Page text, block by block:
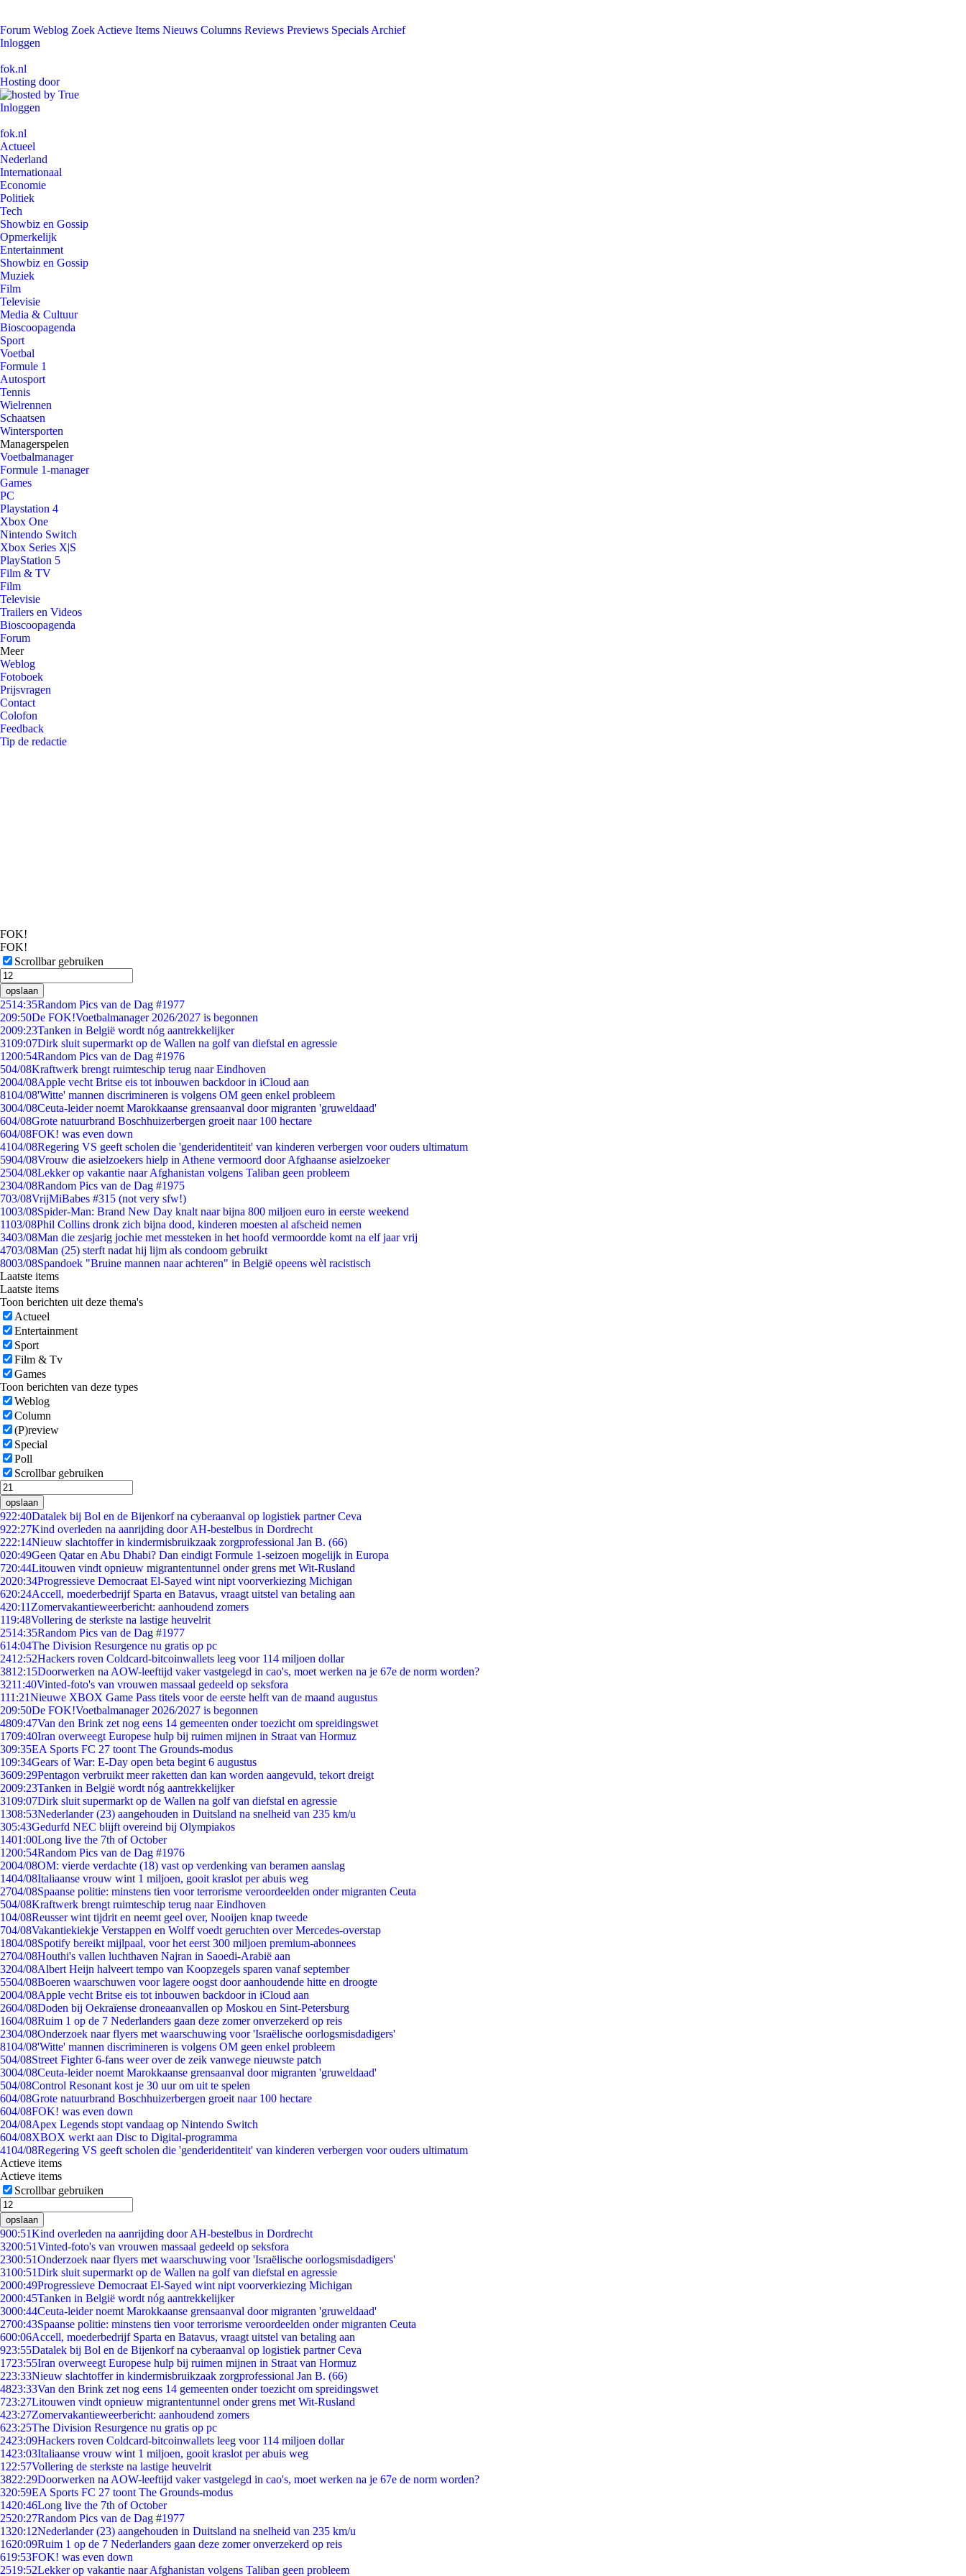
Forum Weblog Zoek Actieve Items Nieuws Columns Reviews Previews Specials Archief
Inloggen
fok.nl
Hosting door
Inloggen
fok.nl
Actueel
Nederland
Internationaal
Economie
Politiek
Tech
Showbiz en Gossip
Opmerkelijk
Entertainment
Showbiz en Gossip
Muziek
Film
Televisie
Media & Cultuur
Bioscoopagenda
Sport
Voetbal
Formule 1
Autosport
Tennis
Wielrennen
Schaatsen
Wintersporten
Managerspelen
Voetbalmanager
Formule 1-manager
Games
PC
Playstation 4
Xbox One
Nintendo Switch
Xbox Series X|S
PlayStation 5
Film & TV
Film
Televisie
Trailers en Videos
Bioscoopagenda
Forum
Meer
Weblog
Fotoboek
Prijsvragen
Contact
Colofon
Feedback
Tip de redactie
FOK!
FOK!
Scrollbar gebruiken
opslaan
2514:35Random Pics van de Dag #1977
209:50De FOK!Voetbalmanager 2026/2027 is begonnen
2009:23Tanken in België wordt nóg aantrekkelijker
3109:07Dirk sluit supermarkt op de Wallen na golf van diefstal en agressie
1200:54Random Pics van de Dag #1976
504/08Kraftwerk brengt ruimteschip terug naar Eindhoven
2004/08Apple vecht Britse eis tot inbouwen backdoor in iCloud aan
8104/08'Witte' mannen discrimineren is volgens OM geen enkel probleem
3004/08Ceuta-leider noemt Marokkaanse grensaanval door migranten 'gruweldaad'
604/08Grote natuurbrand Boschhuizerbergen groeit naar 100 hectare
604/08FOK! was even down
4104/08Regering VS geeft scholen die 'genderidentiteit' van kinderen verbergen voor ouders ultimatum
5904/08Vrouw die asielzoekers hielp in Athene vermoord door Afghaanse asielzoeker
2504/08Lekker op vakantie naar Afghanistan volgens Taliban geen probleem
2304/08Random Pics van de Dag #1975
703/08VrijMiBabes #315 (not very sfw!)
1003/08Spider-Man: Brand New Day knalt naar bijna 800 miljoen euro in eerste weekend
1103/08Phil Collins dronk zich bijna dood, kinderen moesten al afscheid nemen
3403/08Man die zesjarig jochie met messteken in het hoofd vermoordde komt na elf jaar vrij
4703/08Man (25) sterft nadat hij lijm als condoom gebruikt
8003/08Spandoek "Bruine mannen naar achteren" in België opeens wèl racistisch
Laatste items
Laatste items
Toon berichten uit deze thema's
Actueel
Entertainment
Sport
Film & Tv
Games
Toon berichten van deze types
Weblog
Column
(P)review
Special
Poll
Scrollbar gebruiken
opslaan
922:40Datalek bij Bol en de Bijenkorf na cyberaanval op logistiek partner Ceva
922:27Kind overleden na aanrijding door AH-bestelbus in Dordrecht
222:14Nieuw slachtoffer in kindermisbruikzaak zorgprofessional Jan B. (66)
020:49Geen Qatar en Abu Dhabi? Dan eindigt Formule 1-seizoen mogelijk in Europa
720:44Litouwen vindt opnieuw migrantentunnel onder grens met Wit-Rusland
2020:34Progressieve Democraat El-Sayed wint nipt voorverkiezing Michigan
620:24Accell, moederbedrijf Sparta en Batavus, vraagt uitstel van betaling aan
420:11 Zomervakantieweerbericht: aanhoudend zomers
119:48Vollering de sterkste na lastige heuvelrit
2514:35Random Pics van de Dag #1977
614:04The Division Resurgence nu gratis op pc
2412:52Hackers roven Coldcard-bitcoinwallets leeg voor 114 miljoen dollar
3812:15Doorwerken na AOW-leeftijd vaker vastgelegd in cao's, moet werken na je 67e de norm worden?
3211:40Vinted-foto's van vrouwen massaal gedeeld op seksfora
111:21Nieuwe XBOX Game Pass titels voor de eerste helft van de maand augustus
209:50De FOK!Voetbalmanager 2026/2027 is begonnen
4809:47Van den Brink zet nog eens 14 gemeenten onder toezicht om spreidingswet
1709:40Iran overweegt Europese hulp bij ruimen mijnen in Straat van Hormuz
309:35EA Sports FC 27 toont The Grounds-modus
109:34Gears of War: E-Day open beta begint 6 augustus
3609:29Pentagon verbruikt meer raketten dan kan worden aangevuld, tekort dreigt
2009:23Tanken in België wordt nóg aantrekkelijker
3109:07Dirk sluit supermarkt op de Wallen na golf van diefstal en agressie
1308:53Nederlander (23) aangehouden in Duitsland na snelheid van 235 km/u
305:43Gedurfd NEC blijft overeind bij Olympiakos
1401:00Long live the 7th of October
1200:54Random Pics van de Dag #1976
2004/08OM: vierde verdachte (18) vast op verdenking van beramen aanslag
1404/08Italiaanse vrouw wint 1 miljoen, gooit kraslot per abuis weg
2704/08Spaanse politie: minstens tien voor terrorisme veroordeelden onder migranten Ceuta
504/08Kraftwerk brengt ruimteschip terug naar Eindhoven
104/08Reusser wint tijdrit en neemt geel over, Nooijen knap tweede
704/08Vakantiekiekje Verstappen en Wolff voedt geruchten over Mercedes-overstap
1804/08Spotify bereikt mijlpaal, voor het eerst 300 miljoen premium-abonnees
2704/08Houthi's vallen luchthaven Najran in Saoedi-Arabië aan
3204/08Albert Heijn halveert tempo van Koopzegels sparen vanaf september
5504/08Boeren waarschuwen voor lagere oogst door aanhoudende hitte en droogte
2004/08Apple vecht Britse eis tot inbouwen backdoor in iCloud aan
2604/08Doden bij Oekraïense droneaanvallen op Moskou en Sint-Petersburg
1604/08Ruim 1 op de 7 Nederlanders gaan deze zomer onverzekerd op reis
2304/08Onderzoek naar flyers met waarschuwing voor 'Israëlische oorlogsmisdadigers'
8104/08'Witte' mannen discrimineren is volgens OM geen enkel probleem
504/08Street Fighter 6-fans weer over de zeik vanwege nieuwste patch
3004/08Ceuta-leider noemt Marokkaanse grensaanval door migranten 'gruweldaad'
504/08Control Resonant kost je 30 uur om uit te spelen
604/08Grote natuurbrand Boschhuizerbergen groeit naar 100 hectare
604/08FOK! was even down
204/08Apex Legends stopt vandaag op Nintendo Switch
604/08XBOX werkt aan Disc to Digital-programma
4104/08Regering VS geeft scholen die 'genderidentiteit' van kinderen verbergen voor ouders ultimatum
Actieve items
Actieve items
Scrollbar gebruiken
opslaan
900:51Kind overleden na aanrijding door AH-bestelbus in Dordrecht
3200:51Vinted-foto's van vrouwen massaal gedeeld op seksfora
2300:51Onderzoek naar flyers met waarschuwing voor 'Israëlische oorlogsmisdadigers'
3100:51Dirk sluit supermarkt op de Wallen na golf van diefstal en agressie
2000:49Progressieve Democraat El-Sayed wint nipt voorverkiezing Michigan
2000:45Tanken in België wordt nóg aantrekkelijker
3000:44Ceuta-leider noemt Marokkaanse grensaanval door migranten 'gruweldaad'
2700:43Spaanse politie: minstens tien voor terrorisme veroordeelden onder migranten Ceuta
600:06Accell, moederbedrijf Sparta en Batavus, vraagt uitstel van betaling aan
923:55Datalek bij Bol en de Bijenkorf na cyberaanval op logistiek partner Ceva
1723:55Iran overweegt Europese hulp bij ruimen mijnen in Straat van Hormuz
223:33Nieuw slachtoffer in kindermisbruikzaak zorgprofessional Jan B. (66)
4823:33Van den Brink zet nog eens 14 gemeenten onder toezicht om spreidingswet
723:27Litouwen vindt opnieuw migrantentunnel onder grens met Wit-Rusland
423:27Zomervakantieweerbericht: aanhoudend zomers
623:25The Division Resurgence nu gratis op pc
2423:09Hackers roven Coldcard-bitcoinwallets leeg voor 114 miljoen dollar
1423:03Italiaanse vrouw wint 1 miljoen, gooit kraslot per abuis weg
1 22:57Vollering de sterkste na lastige heuvelrit
3822:29Doorwerken na AOW-leeftijd vaker vastgelegd in cao's, moet werken na je 67e de norm worden?
320:59EA Sports FC 27 toont The Grounds-modus
1420:46Long live the 7th of October
2520:27Random Pics van de Dag #1977
1320:12Nederlander (23) aangehouden in Duitsland na snelheid van 235 km/u
1620:09Ruim 1 op de 7 Nederlanders gaan deze zomer onverzekerd op reis
619:53FOK! was even down
2519:52Lekker op vakantie naar Afghanistan volgens Taliban geen probleem